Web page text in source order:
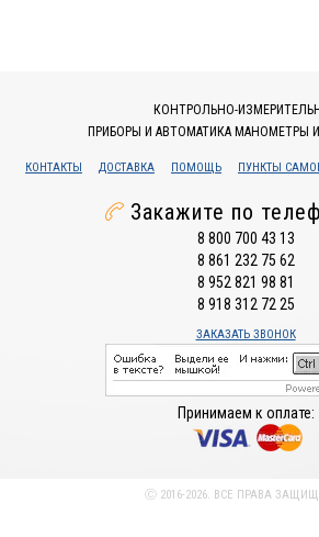
КОНТРОЛЬНО-
ПРИБОРЫ И АВТОМАТИКА МАНОМЕТРЫ
КОНТАКТЫ ДОСТАВКА ПОМОЩЬ ПУНКТЫ
Закажите по
8 800 700 43 13
8 861 232 75 62
8 952 821 98 81
8 918 312 72 25
ЗАКАЗАТЬ ЗВОНОК
Принимаем к оплате:
Ⓒ 2016-2026. ВСЕ ПРАВА